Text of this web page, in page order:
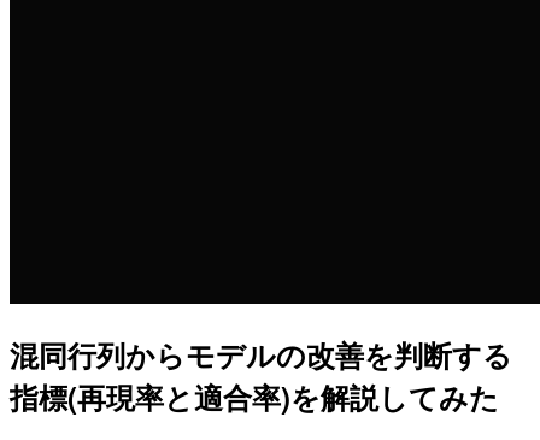
混同行列からモデルの改善を判断する
指標(再現率と適合率)を解説してみた